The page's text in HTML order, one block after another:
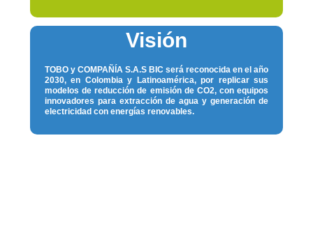
Visión
TOBO y COMPAÑÍA S.A.S BIC será reconocida en el año
2030, en Colombia y Latinoamérica, por replicar sus
modelos de reducción de emisión de CO2, con equipos
innovadores para extracción de agua y generación de
electricidad con energías renovables.